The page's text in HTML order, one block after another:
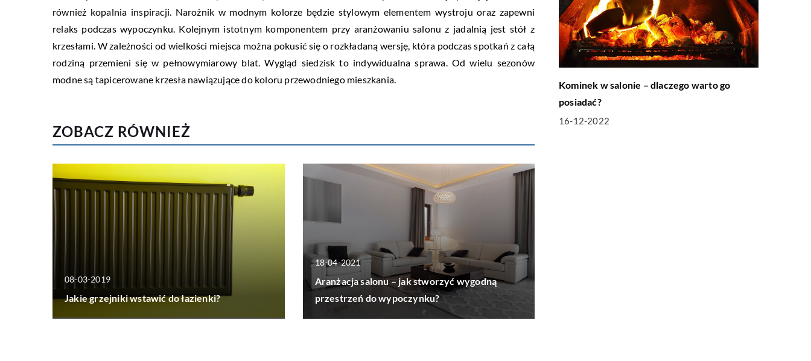
również kopalnia inspiracji. Narożnik w modnym kolorze będzie stylowym elementem wystroju oraz zapewni
relaks podczas wypoczynku. Kolejnym istotnym komponentem przy aranżowaniu salonu z jadalnią jest stół z
krzesłami. W zależności od wielkości miejsca można pokusić się o rozkładaną wersję, która podczas spotkań z całą
rodziną przemieni się w pełnowymiarowy blat. Wygląd siedzisk to indywidualna sprawa. Od wielu sezonów
modne są tapicerowane krzesła nawiązujące do koloru przewodniego mieszkania.
ZOBACZ RÓWNIEŻ
08-03-2019
Jakie grzejniki wstawić do łazienki?
18-04-2021
Aranżacja salonu – jak stworzyć wygodną
przestrzeń do wypoczynku?
Kominek w salonie – dlaczego warto go
posiadać?
16-12-2022